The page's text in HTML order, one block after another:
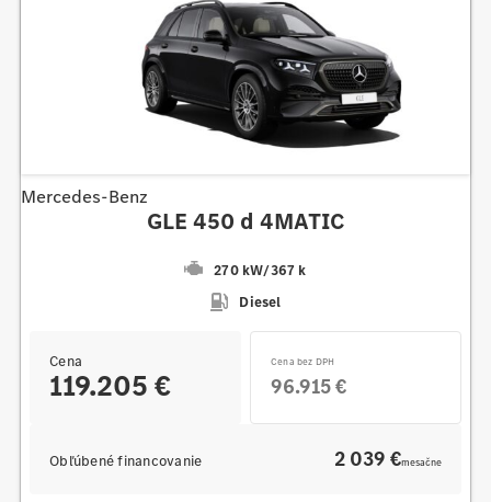
Mercedes-Benz
GLE 450 d 4MATIC
270 kW/367 k
Diesel
Cena
119.205 €
Cena bez DPH
96.915 €
Obľúbené financovanie 2 039 €mesačne